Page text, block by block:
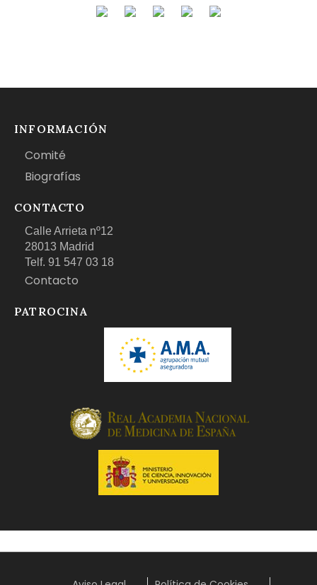
INFORMACIÓN
Comité
Biografías
CONTACTO
Calle Arrieta nº12
28013 Madrid
Telf. 91 547 03 18
Contacto
PATROCINA